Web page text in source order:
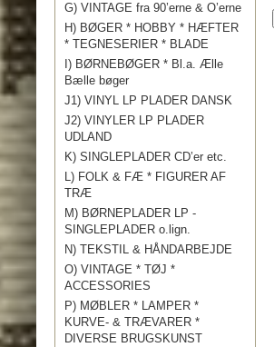
G) VINTAGE fra 90’erne & O’erne
H) BØGER * HOBBY * HÆFTER
* TEGNESERIER * BLADE
I) BØRNEBØGER * Bl.a. Ælle
Bælle bøger
J1) VINYL LP PLADER DANSK
J2) VINYLER LP PLADER
UDLAND
K) SINGLEPLADER CD’er etc.
L) FOLK & FÆ * FIGURER AF
TRÆ
M) BØRNEPLADER LP -
SINGLEPLADER o.lign.
N) TEKSTIL & HÅNDARBEJDE
O) VINTAGE * TØJ *
ACCESSORIES
P) MØBLER * LAMPER *
KURVE- & TRÆVARER *
DIVERSE BRUGSKUNST